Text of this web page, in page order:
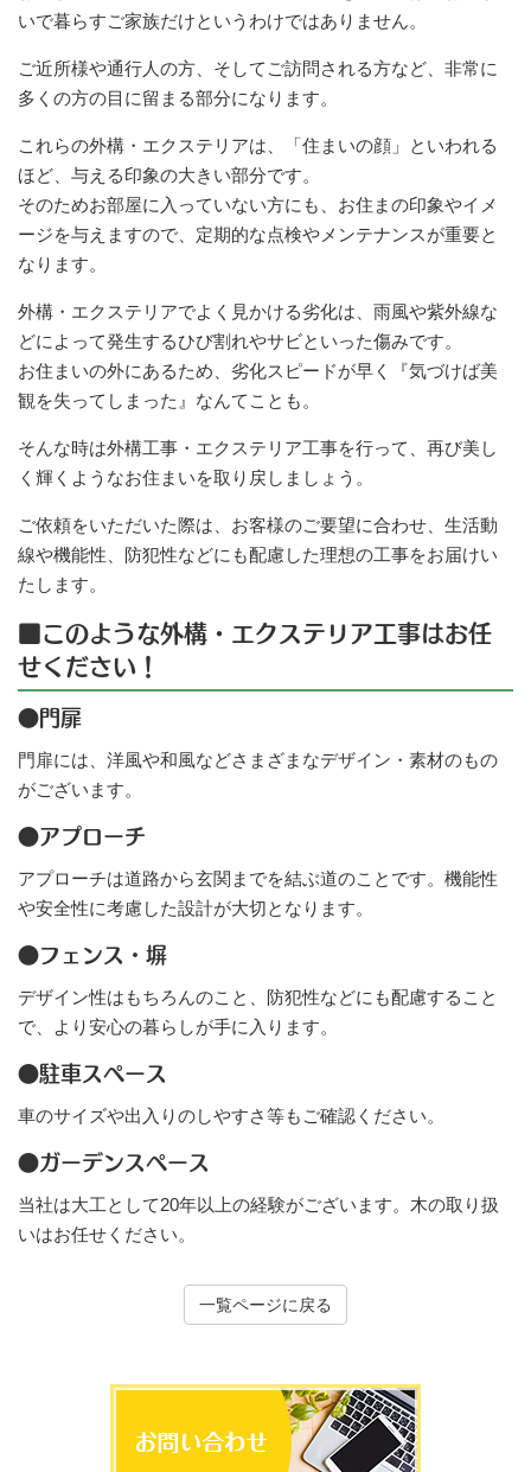
いで暮らすご家族だけというわけではありません。
ご近所様や通行人の方、そしてご訪問される方など、非常に
多くの方の目に留まる部分になります。
これらの外構・エクステリアは、「住まいの顔」といわれる
ほど、与える印象の大きい部分です。
そのためお部屋に入っていない方にも、お住まの印象やイメ
ージを与えますので、定期的な点検やメンテナンスが重要と
なります。
外構・エクステリアでよく見かける劣化は、雨風や紫外線な
どによって発生するひび割れやサビといった傷みです。
お住まいの外にあるため、劣化スピードが早く『気づけば美
観を失ってしまった』なんてことも。
そんな時は外構工事・エクステリア工事を行って、再び美し
く輝くようなお住まいを取り戻しましょう。
ご依頼をいただいた際は、お客様のご要望に合わせ、生活動
線や機能性、防犯性などにも配慮した理想の工事をお届けい
たします。
■このような外構・エクステリア工事はお任
せください！
●門扉
門扉には、洋風や和風などさまざまなデザイン・素材のもの
がございます。
●アプローチ
アプローチは道路から玄関までを結ぶ道のことです。機能性
や安全性に考慮した設計が大切となります。
●フェンス・塀
デザイン性はもちろんのこと、防犯性などにも配慮すること
で、より安心の暮らしが手に入ります。
●駐車スペース
車のサイズや出入りのしやすさ等もご確認ください。
●ガーデンスペース
当社は大工として20年以上の経験がございます。木の取り扱
いはお任せください。
一覧ページに戻る